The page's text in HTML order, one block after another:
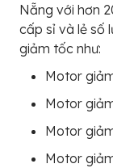
Nẵng với hơn
cấp sỉ và lẻ số
giảm tốc như:
Motor
Motor
Motor
Motor